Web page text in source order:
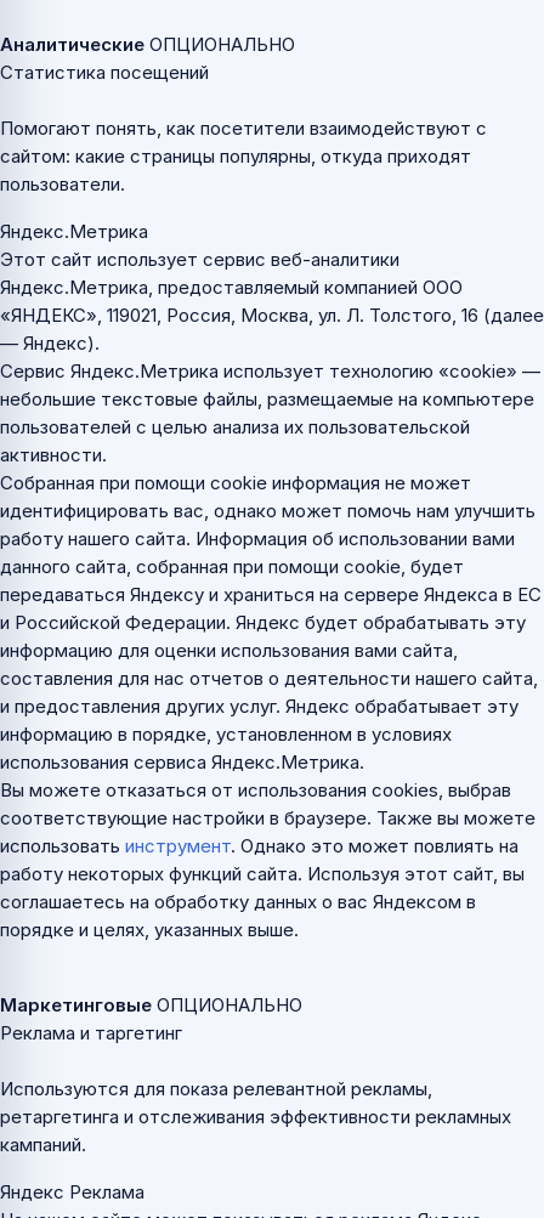
Аналитические ОПЦИОНАЛЬНО
Статистика посещений
Помогают понять, как посетители взаимодействуют с
сайтом: какие страницы популярны, откуда приходят
пользователи.
Яндекс.Метрика
Этот сайт использует сервис веб-аналитики
Яндекс.Метрика, предоставляемый компанией ООО
«ЯНДЕКС», 119021, Россия, Москва, ул. Л. Толстого, 16 (далее
— Яндекс).
Сервис Яндекс.Метрика использует технологию «cookie» —
небольшие текстовые файлы, размещаемые на компьютере
пользователей с целью анализа их пользовательской
активности.
Собранная при помощи cookie информация не может
идентифицировать вас, однако может помочь нам улучшить
работу нашего сайта. Информация об использовании вами
данного сайта, собранная при помощи cookie, будет
передаваться Яндексу и храниться на сервере Яндекса в ЕС
и Российской Федерации. Яндекс будет обрабатывать эту
информацию для оценки использования вами сайта,
составления для нас отчетов о деятельности нашего сайта,
и предоставления других услуг. Яндекс обрабатывает эту
информацию в порядке, установленном в условиях
использования сервиса Яндекс.Метрика.
Вы можете отказаться от использования cookies, выбрав
соответствующие настройки в браузере. Также вы можете
использовать инструмент. Однако это может повлиять на
работу некоторых функций сайта. Используя этот сайт, вы
соглашаетесь на обработку данных о вас Яндексом в
порядке и целях, указанных выше.
Маркетинговые ОПЦИОНАЛЬНО
Реклама и таргетинг
Используются для показа релевантной рекламы,
ретаргетинга и отслеживания эффективности рекламных
кампаний.
Яндекс Реклама